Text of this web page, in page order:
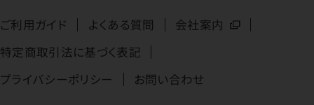
ご利用ガイド よくある質問
会社案内
特定商取引法に基づく表記
プライバシーポリシー
お問い合わせ